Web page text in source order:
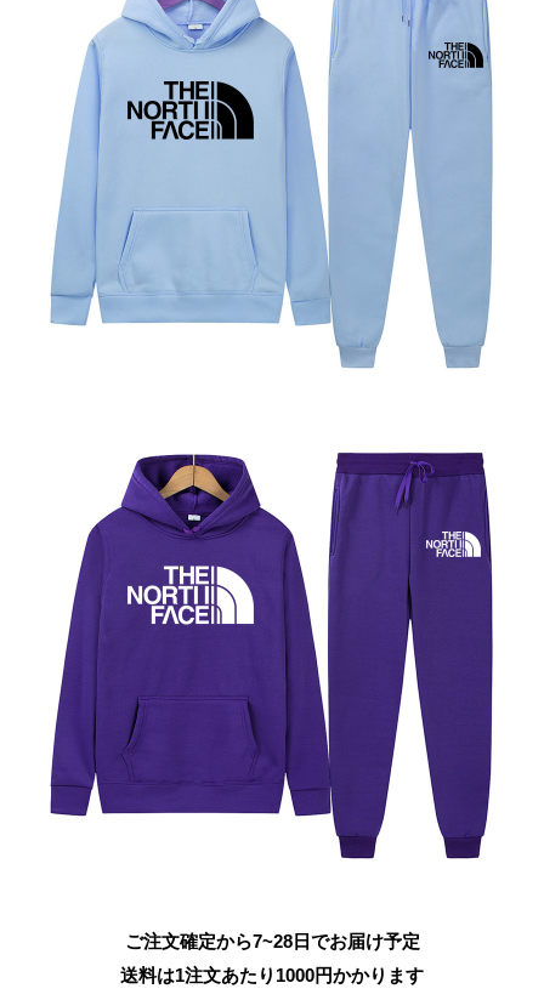
ご注文確定から7~28日でお届け予定
送料は1注文あたり 1000円かかります